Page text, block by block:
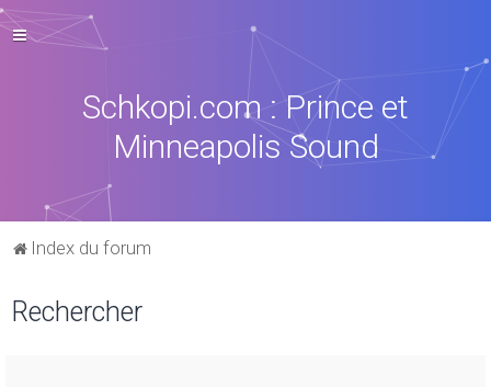
Schkopi.com : Prince et
Minneapolis Sound
Index du forum
Rechercher